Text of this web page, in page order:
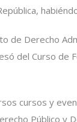
de Derecho
del Curso
cursos y
Público y